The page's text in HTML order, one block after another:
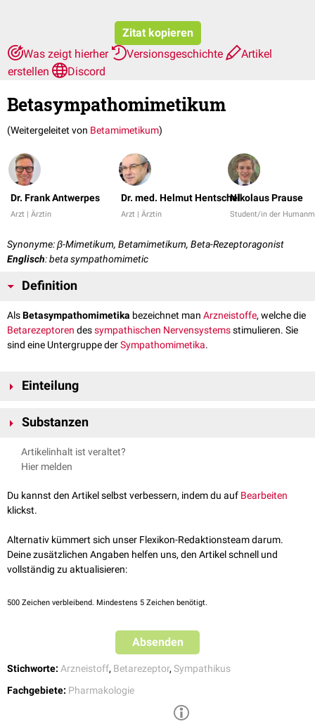
Zitat kopieren
Was zeigt hierher
Versionsgeschichte
Artikel
erstellen
Discord
Betasympathomimetikum
(Weitergeleitet von Betamimetikum)
Dr. Frank Antwerpes
Arzt | Ärztin
Dr. med. Helmut Hentschel
Arzt | Ärztin
Nikolaus Prause
Student/in der
Synonyme: β-Mimetikum, Betamimetikum, Beta-Rezeptoragonist
Englisch: beta sympathomimetic
Definition
AlsBetasympathomimetika bezeichnet man Arzneistoffe, welche die
Betarezeptoren dessympathischen Nervensystemsstimulieren. Sie
sind eine Untergruppe derSympathomimetika.
Einteilung
oder amBeta-2-Rezeptor
Beta-2-Sympathomimetika
Beta-3-Sympathomimetika
Die vierte Klasse der so genanntennicht-selektiven
Betasympathomimetika wirkt gleichzeitig an Beta-1- und Beta-2-
Substanzen
Beta-1-Sympathomimetika
Dobutamin
Beta-2-Sympathomimetika
Buphenin
Clenbuterol
Fenoterol
Pirbuterol
Terbutalin
Indacaterol
Nach ihrem spezifischen Wirkprofil werden Beta-2-Sympathomimetika in
Artikelinhalt ist veraltet?
Hier melden
Du kannst den Artikel selbst verbessern, indem du auf Bearbeiten
klickst.
Alternativ kümmert sich unser Flexikon-Redaktionsteam darum.
Deine zusätzlichen Angaben helfen uns, den Artikel schnell und
vollständig zu aktualisieren:
500 Zeichen verbleibend. Mindestens 5 Zeichen benötigt.
Absenden
Stichworte: Arzneistoff, Betarezeptor, Sympathikus
Fachgebiete: Pharmakologie